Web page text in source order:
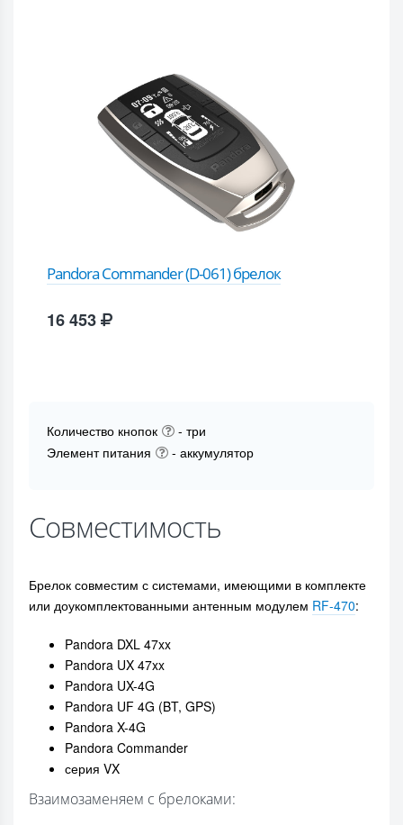
Pandora Commander (D-061) брелок
16 453
Количество кнопок
- три
Элемент питания
- аккумулятор
Совместимость
Брелок совместим с системами, имеющими в комплекте
или доукомплектованными антенным модулем RF-470:
Pandora DXL 47xx
Pandora UX 47xx
Pandora UX-4G
Pandora UF 4G (BT, GPS)
Pandora X-4G
Pandora Commander
серия VX
Взаимозаменяем с брелоками: